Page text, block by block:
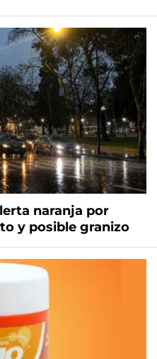
naranja por
y posible granizo